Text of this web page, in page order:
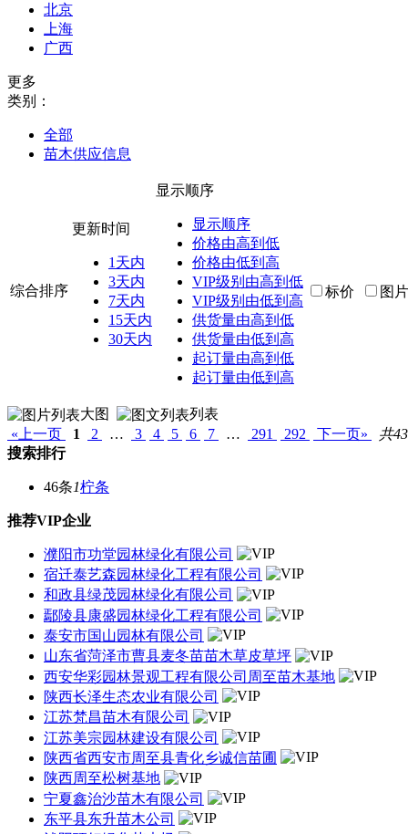
北京
上海
广西
更多
类别：
全部
苗木供应信息
综合排序
更新时间
1天内
3天内
7天内
15天内
30天内
显示顺序
显示顺序
价格由高到低
价格由低到高
VIP级别由高到低
VIP级别由低到高
供货量由高到低
供货量由低到高
起订量由高到低
起订量由低到高
标价 图片
大图
列表
«上一页
1 2 … 3 4 5 6 7 … 291 292 下一页»
共
搜索排行
46条1柠条
推荐VIP企业
濮阳市功堂园林绿化有限公司
宿迁泰艺森园林绿化工程有限公司
和政县绿茂园林绿化有限公司
鄢陵县康盛园林绿化工程有限公司
泰安市国山园林有限公司
山东省菏泽市曹县麦冬苗苗木草皮草坪
西安华彩园林景观工程有限公司周至苗木基地
陕西长泽生态农业有限公司
江苏梵昌苗木有限公司
江苏美宗园林建设有限公司
陕西省西安市周至县青化乡诚信苗圃
陕西周至松树基地
宁夏鑫治沙苗木有限公司
东平县东升苗木公司